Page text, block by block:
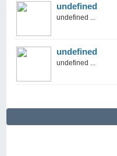
undefined
undefined ...
undefined
undefined ...